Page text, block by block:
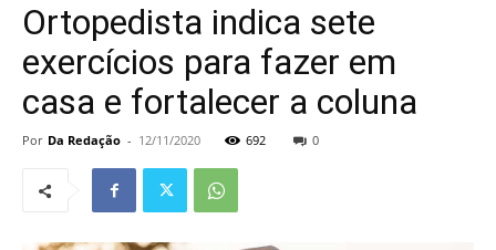
Ortopedista indica sete
exercícios para fazer em
casa e fortalecer a coluna
Por Da Redação - 12/11/2020 692 0